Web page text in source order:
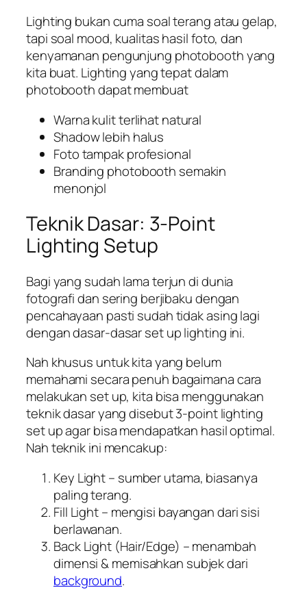
Lighting bukan cuma soal terang atau gelap,
tapi soal mood, kualitas hasil foto, dan
kenyamanan pengunjung photobooth yang
kita buat. Lighting yang tepat dalam
photobooth dapat membuat
Warna kulit terlihat natural
Shadow lebih halus
Foto tampak profesional
Branding photobooth semakin
menonjol
Teknik Dasar: 3‑Point
Lighting Setup
Bagi yang sudah lama terjun di dunia
fotografi dan sering berjibaku dengan
pencahayaan pasti sudah tidak asing lagi
dengan dasar-dasarset uplighting ini.
Nah khusus untuk kita yang belum
memahami secara penuh bagaimana cara
melakukan set up, kita bisa menggunakan
teknik dasar yang disebut 3-point lighting
set up agar bisa mendapatkan hasil optimal.
Nah teknik ini mencakup:
Key Light – sumber utama, biasanya
paling terang.
Fill Light – mengisi bayangan dari sisi
berlawanan.
Back Light (Hair/Edge) – menambah
dimensi & memisahkan subjek dari
background.